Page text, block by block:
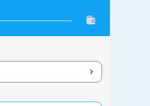
Y học thường thứcTư vấn khám bệnh qua video
Quảng cáo
Về Medpro